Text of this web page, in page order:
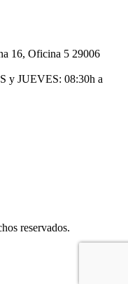
16, Oficina 5 29006
y JUEVES: 08:30h a
reservados.